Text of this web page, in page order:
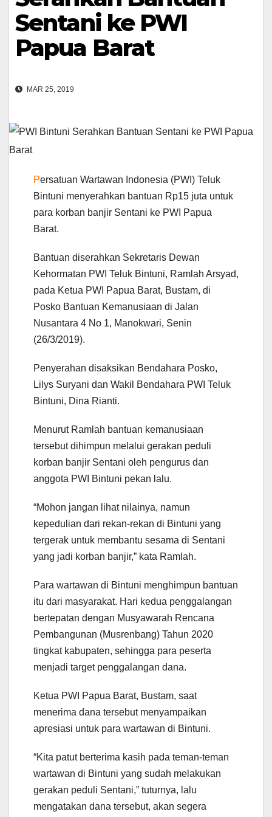
Sentani ke PWI
Papua Barat
MAR 25, 2019
Persatuan Wartawan Indonesia (PWI) Teluk
Bintuni menyerahkan bantuan Rp15 juta untuk
para korban banjir Sentani ke PWI Papua
Barat.
Bantuan diserahkan Sekretaris Dewan
Kehormatan PWI Teluk Bintuni, Ramlah Arsyad,
pada Ketua PWI Papua Barat, Bustam, di
Posko Bantuan Kemanusiaan di Jalan
Nusantara 4 No 1, Manokwari, Senin
(26/3/2019).
Penyerahan disaksikan Bendahara Posko,
Lilys Suryani dan Wakil Bendahara PWI Teluk
Bintuni, Dina Rianti.
Menurut Ramlah bantuan kemanusiaan
tersebut dihimpun melalui gerakan peduli
korban banjir Sentani oleh pengurus dan
anggota PWI Bintuni pekan lalu.
“Mohon jangan lihat nilainya, namun
kepedulian dari rekan-rekan di Bintuni yang
tergerak untuk membantu sesama di Sentani
yang jadi korban banjir,” kata Ramlah.
Para wartawan di Bintuni menghimpun bantuan
itu dari masyarakat. Hari kedua penggalangan
bertepatan dengan Musyawarah Rencana
Pembangunan (Musrenbang) Tahun 2020
tingkat kabupaten, sehingga para peserta
menjadi target penggalangan dana.
Ketua PWI Papua Barat, Bustam, saat
menerima dana tersebut menyampaikan
apresiasi untuk para wartawan di Bintuni.
“Kita patut berterima kasih pada teman-teman
wartawan di Bintuni yang sudah melakukan
gerakan peduli Sentani,” tuturnya, lalu
mengatakan dana tersebut, akan segera